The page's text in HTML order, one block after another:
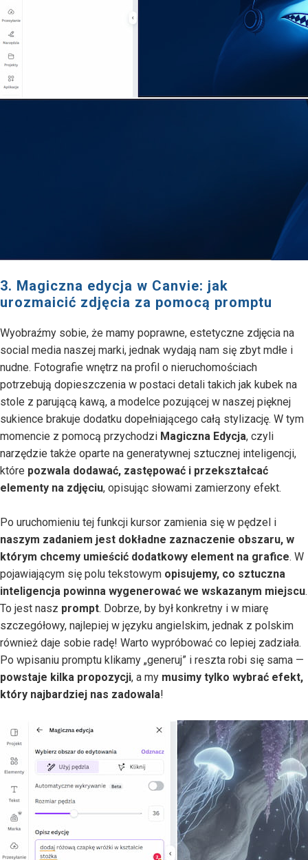
3. Magiczna edycja w Canvie: jak
urozmaicić zdjęcia za pomocą promptu
Wyobraźmy sobie, że mamy poprawne, estetyczne zdjęcia na
social media naszej marki, jednak wydają nam się zbyt mdłe i
nudne. Fotografie wnętrz na profil o nieruchomościach
potrzebują dopieszczenia w postaci detali takich jak kubek na
stole z parującą kawą, a modelce pozującej w naszej pięknej
sukience brakuje dodatku dopełniającego całą stylizację. W tym
momencie z pomocą przychodzi Magiczna Edycja, czyli
narzędzie także oparte na generatywnej sztucznej inteligencji,
które pozwala dodawać, zastępować i przekształcać
elementy na zdjęciu, opisując słowami zamierzony efekt.
Po uruchomieniu tej funkcji kursor zamienia się w pędzel i
naszym zadaniem jest dokładne zaznaczenie obszaru, w
którym chcemy umieścić dodatkowy element na grafice. W
pojawiającym się polu tekstowym opisujemy, co sztuczna
inteligencja powinna wygenerować we wskazanym miejscu.
To jest nasz prompt. Dobrze, by był konkretny i w miarę
szczegółowy, najlepiej w języku angielskim, jednak z polskim
również daje sobie radę! Warto wypróbować co lepiej zadziała.
Po wpisaniu promptu klikamy „generuj” i reszta robi się sama —
powstaje kilka propozycji, a my musimy tylko wybrać efekt,
który najbardziej nas zadowala!